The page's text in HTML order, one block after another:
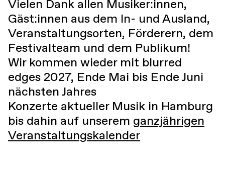
Vielen Dank allen Musiker:innen,
Gäst:innen aus dem In- und Ausland,
Veranstaltungsorten, Förderern, dem
Festivalteam und dem Publikum!
Wir kommen wieder mit blurred
edges 2027, Ende Mai bis Ende Juni
nächsten Jahres
Konzerte aktueller Musik in Hamburg
bis dahin auf unserem ganzjährigen
Veranstaltungskalender